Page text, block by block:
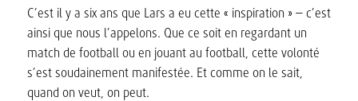
C’est il y a six ans que Lars a eu cette « inspiration » – c’est
ainsi que nous l’appelons. Que ce soit en regardant un
match de football ou en jouant au football, cette volonté
s’est soudainement manifestée. Et comme on le sait,
quand on veut, on peut.